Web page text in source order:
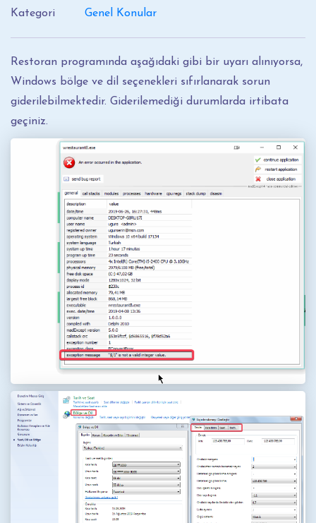
Kategori
Genel Konular
Restoran programında aşağıdaki gibi bir uyarı alınıyorsa,
Windows bölge ve dil seçenekleri sıfırlanarak sorun
giderilebilmektedir. Giderilemediği durumlarda irtibata
geçiniz.